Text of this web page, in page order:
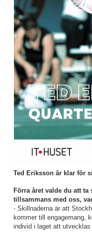
Ted Eriksson är klar för
Förra året valde du att
tillsammans med oss,
- Skillnaderna är att
kommer till engagemang,
individ i laget att utvecklas